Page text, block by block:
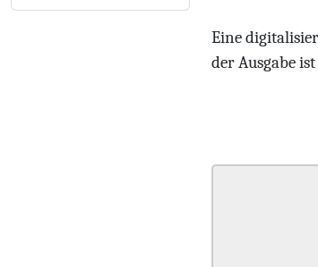
Eine
der Ausgabe